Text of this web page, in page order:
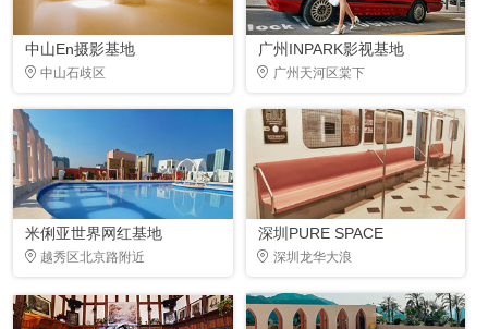
中山En摄影基地
中山石歧区
广州INPARK影视基地
广州天河区棠下
米俐亚世界网红基地
越秀区北京路附近
深圳PURE SPACE
深圳龙华大浪